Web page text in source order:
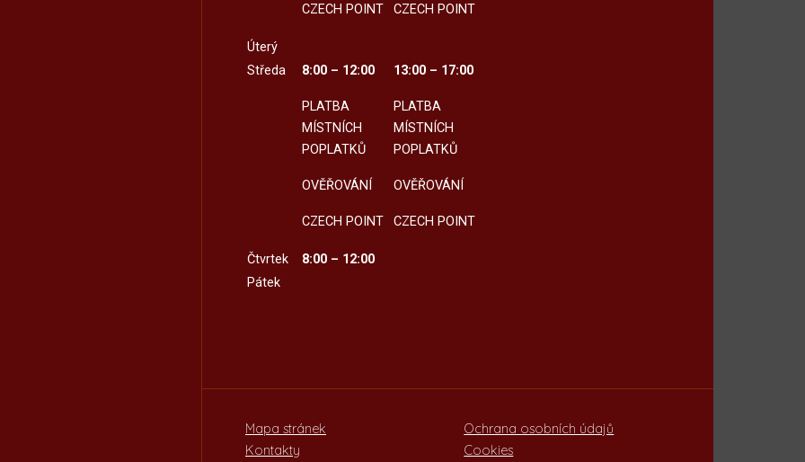
CZECH POINT CZECH POINT
Úterý
Středa
8:00 – 12:00
PLATBA
MÍSTNÍCH
POPLATKŮ
OVĚŘOVÁNÍ
CZECH POINT
13:00 – 17:00
PLATBA
MÍSTNÍCH
POPLATKŮ
OVĚŘOVÁNÍ
CZECH POINT
Čtvrtek
8:00 – 12:00
Pátek
Mapa stránek
Kontakty
Ochrana osobních údajů
Cookies